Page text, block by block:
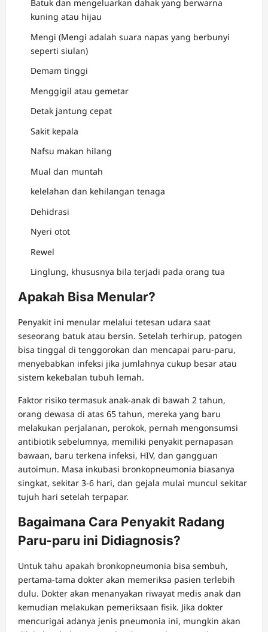
Batuk dan mengeluarkan dahak yang berwarna
kuning atau hijau
Mengi (Mengi adalah suara napas yang berbunyi
seperti siulan)
Demam tinggi
Menggigil atau gemetar
Detak jantung cepat
Sakit kepala
Nafsu makan hilang
Mual dan muntah
kelelahan dan kehilangan tenaga
Dehidrasi
Nyeri otot
Rewel
Linglung, khususnya bila terjadi pada orang tua
Apakah Bisa Menular?
Penyakit ini menular melalui tetesan udara saat
seseorang batuk atau bersin. Setelah terhirup, patogen
bisa tinggal di tenggorokan dan mencapai paru-paru,
menyebabkan infeksi jika jumlahnya cukup besar atau
sistem kekebalan tubuh lemah.
Faktor risiko termasuk anak-anak di bawah 2 tahun,
orang dewasa di atas 65 tahun, mereka yang baru
melakukan perjalanan, perokok, pernah mengonsumsi
antibiotik sebelumnya, memiliki penyakit pernapasan
bawaan, baru terkena infeksi, HIV, dan gangguan
autoimun. Masa inkubasi bronkopneumonia biasanya
singkat, sekitar 3-6 hari, dan gejala mulai muncul sekitar
tujuh hari setelah terpapar.
Bagaimana Cara Penyakit Radang
Paru-paru ini Didiagnosis?
Untuk tahu apakah bronkopneumonia bisa sembuh,
pertama-tama dokter akan memeriksa pasien terlebih
dulu. Dokter akan menanyakan riwayat medis anak dan
kemudian melakukan pemeriksaan fisik. Jika dokter
mencurigai adanya jenis pneumonia ini, mungkin akan